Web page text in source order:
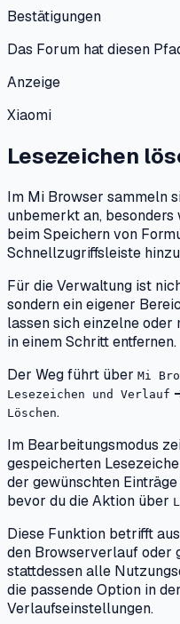
Bestätigungen
Das Forum hat diesen
Anzeige
Xiaomi
Lesezeichen
Im Mi Browser sammeln
unbemerkt an,
beim Speichern von
Schnellzugriffsleiste
Für die Verwaltung ist
sondern ein eigener
lassen sich einzelne oder
in einem Schritt entfernen.
Der Weg führt über Mi
Lesezeichen und Verlauf
Löschen.
Im Bearbeitungsmodus
gespeicherten
der gewünschten
bevor du die Aktion über
Diese Funktion betrifft
den Browserverlauf oder
stattdessen alle
die passende Option in
Verlaufseinstellungen.